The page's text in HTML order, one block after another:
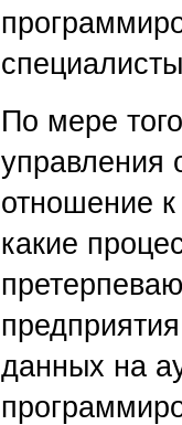
По мере
управления
отношение
какие
данных на